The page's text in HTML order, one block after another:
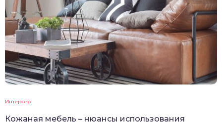
Интерьер
Кожаная мебель – нюансы использования